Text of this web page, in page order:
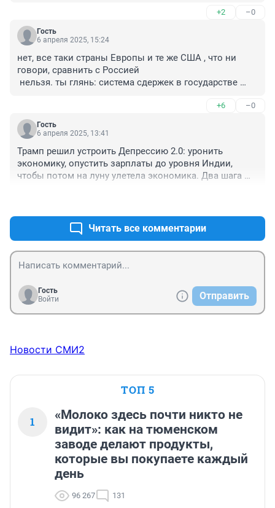
+2 –0
Гость
6 апреля 2025, 15:24
нет, все таки страны Европы и те же США , что ни
говори, сравнить с Россией
нельзя. ты глянь: система сдержек в государстве
и Законы . Народ митингует. Штурмует Белый дом.
Нет, нам такая демократия в РФ не нужна! у нас
стабильность , свобода и единодушие во всем. Все,
+6 –0
Гость
6 апреля 2025, 13:41
Трамп решил устроить Депрессию 2.0: уронить
экономику, опустить зарплаты до уровня Индии,
чтобы потом на луну улетела экономика. Два шага
Читать все комментарии
Гость
Войти
Отправить
Новости СМИ2
ТОП 5
1
«Молоко здесь почти никто не
видит»: как на тюменском
заводе делают продукты,
которые вы покупаете каждый
день
96 267 131